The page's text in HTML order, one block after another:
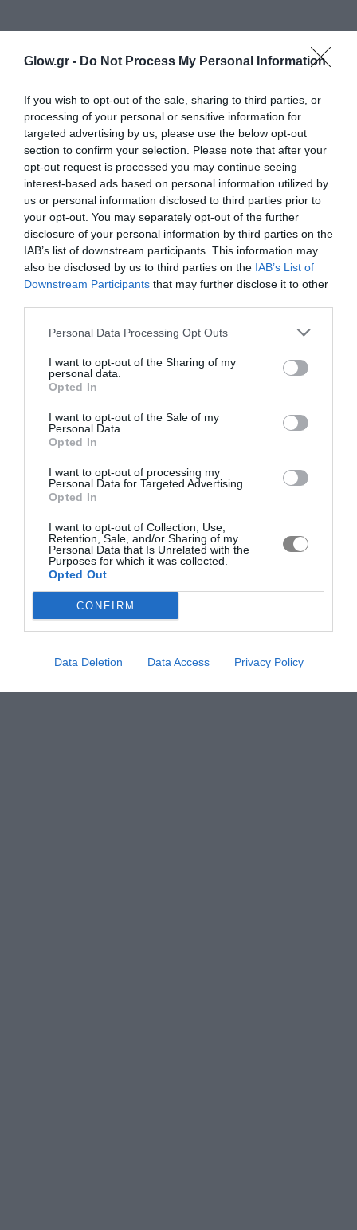
Glow.gr - Do Not Process My Personal Information
If you wish to opt-out of the sale, sharing to third parties, or
processing of your personal or sensitive information for
targeted advertising by us, please use the below opt-out
section to confirm your selection. Please note that after your
opt-out request is processed you may continue seeing
interest-based ads based on personal information utilized by
us or personal information disclosed to third parties prior to
your opt-out. You may separately opt-out of the further
disclosure of your personal information by third parties on the
IAB’s list of downstream participants. This information may
also be disclosed by us to third parties on the IAB’s List of
Downstream Participants that may further disclose it to other
Personal Data Processing Opt Outs
I want to opt-out of the Sharing of my
personal data.
Opted In
I want to opt-out of the Sale of my
Personal Data.
Opted In
I want to opt-out of processing my
Personal Data for Targeted Advertising.
Opted In
I want to opt-out of Collection, Use,
Retention, Sale, and/or Sharing of my
Personal Data that Is Unrelated with the
Purposes for which it was collected.
Opted Out
CONFIRM
Data Deletion Data Access Privacy Policy